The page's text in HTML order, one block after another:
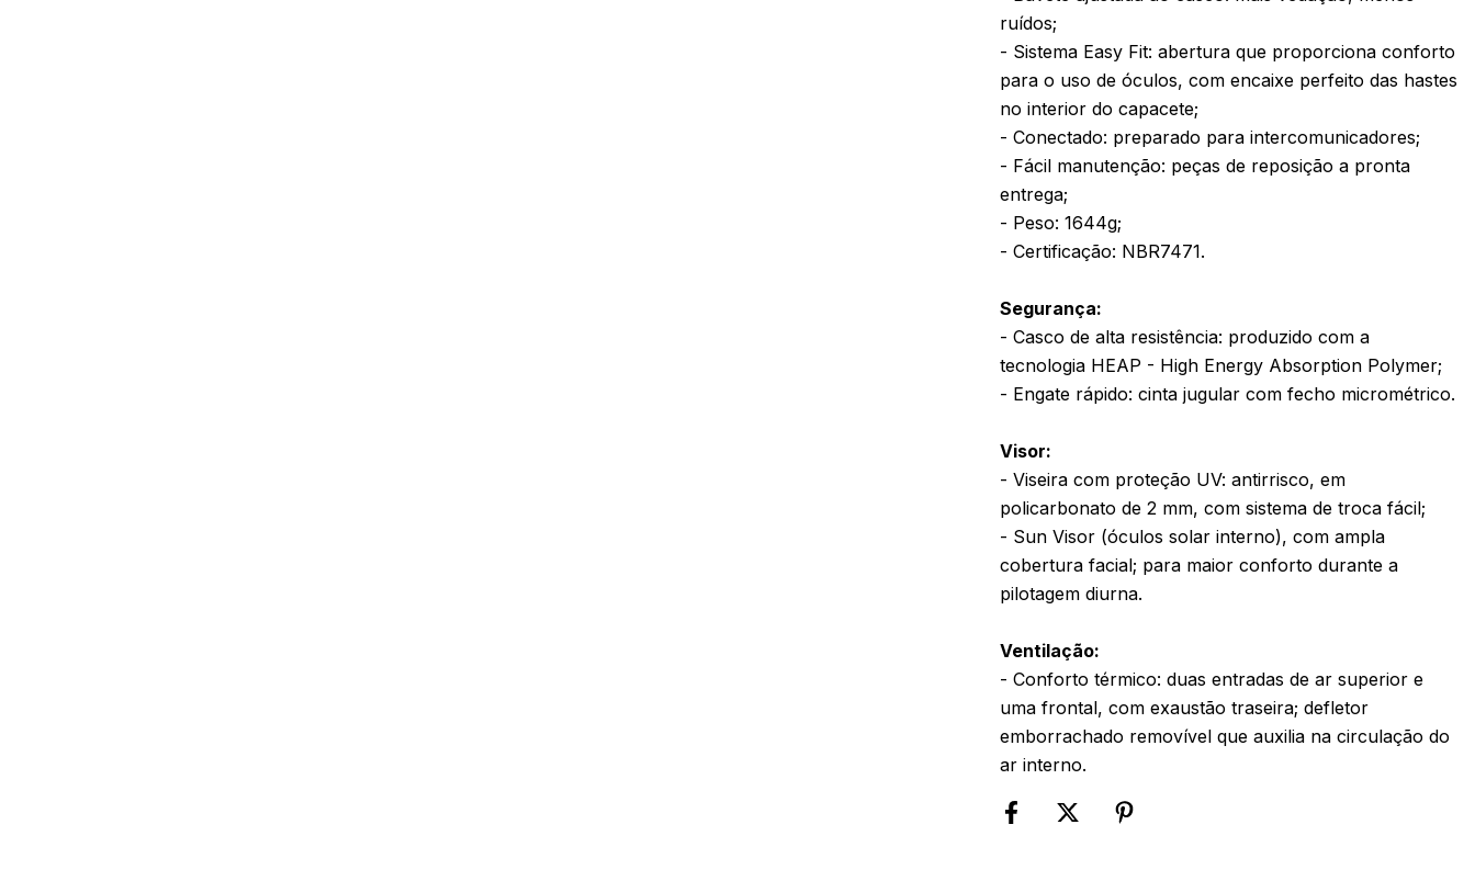
ruídos;
- Sistema Easy Fit: abertura que proporciona conforto
para o uso de óculos, com encaixe perfeito das hastes
no interior do capacete;
- Conectado: preparado para intercomunicadores;
- Fácil manutenção: peças de reposição a pronta
entrega;
- Peso: 1644g;
- Certificação: NBR7471.
Segurança:
- Casco de alta resistência: produzido com a
tecnologia HEAP - High Energy Absorption Polymer;
- Engate rápido: cinta jugular com fecho micrométrico.
Visor:
- Viseira com proteção UV: antirrisco, em
policarbonato de 2 mm, com sistema de troca fácil;
- Sun Visor (óculos solar interno), com ampla
cobertura facial; para maior conforto durante a
pilotagem diurna.
Ventilação:
- Conforto térmico: duas entradas de ar superior e
uma frontal, com exaustão traseira; defletor
emborrachado removível que auxilia na circulação do
ar interno.